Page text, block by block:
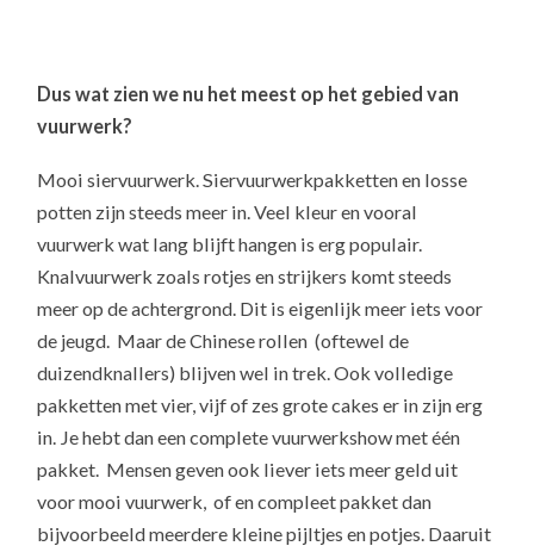
Dus wat zien we nu het meest op het gebied van
vuurwerk?
Mooi siervuurwerk. Siervuurwerkpakketten en losse
potten zijn steeds meer in. Veel kleur en vooral
vuurwerk wat lang blijft hangen is erg populair.
Knalvuurwerk zoals rotjes en strijkers komt steeds
meer op de achtergrond. Dit is eigenlijk meer iets voor
de jeugd. Maar de Chinese rollen (oftewel de
duizendknallers) blijven wel in trek. Ook volledige
pakketten met vier, vijf of zes grote cakes er in zijn erg
in. Je hebt dan een complete vuurwerkshow met één
pakket. Mensen geven ook liever iets meer geld uit
voor mooi vuurwerk, of en compleet pakket dan
bijvoorbeeld meerdere kleine pijltjes en potjes. Daaruit